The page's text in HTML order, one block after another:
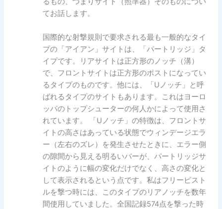
てお話します。
国際的な射撃規則で要求される最も一般的なタイ
プの「アイアン」サイトは、「パートリッジ」タ
イプです。リアサイトは正方形のノッチ（溝）
で、フロントサイトは正方形のポストになってい
るタイプのものです。他には、「Uノッチ」と呼
ばれるタイプのサイトもあります。これはヨーロ
ッパのトップシューターの何人かによって使用さ
れています。 「Uノッチ」の特徴は、フロントサ
イトの高さはあっている状態でウィンデージエラ
ー（左右のズレ）を発生させたときに、エラー側
の隙間から見える明るいバーが、パートリッジサ
イトのように幅の変化だけでなく、高さの変化と
して表示されるという点です。私はフリーピスト
ルを撃つ時には、このタイプのリアノッチを数年
間使用していました。全国記録574点を撃った時